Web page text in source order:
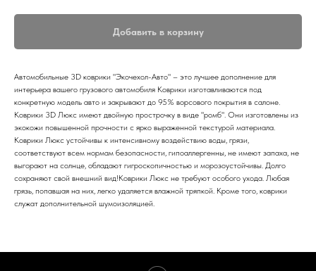
Добавить в корзину
Автомобильные 3D коврики "Экочехол-Авто" – это лучшее дополнение для
интерьера вашего грузового автомобиля Коврики изготавливаются под
конкретную модель авто и закрывают до 95% ворсового покрытия в салоне.
Коврики 3D Люкс имеют двойную прострочку в виде "ромб". Они изготовлены из
экокожи повышенной прочности с ярко выраженной текстурой материала.
Коврики Люкс устойчивы к интенсивному воздействию воды, грязи,
соответствуют всем нормам безопасности, гипоаллергенны, не имеют запаха, не
выгорают на солнце, обладают гигроскопичностью и морозоустойчивы. Долго
сохраняют свой внешний вид!Коврики Люкс не требуют особого ухода. Любая
грязь, попавшая на них, легко удаляется влажной тряпкой. Кроме того, коврики
служат дополнительной шумоизоляцией.